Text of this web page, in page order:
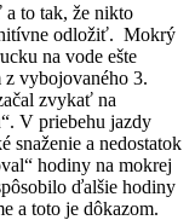
a to tak, že nikto
odložiť. Mokrý
na vode ešte
vybojovaného 3.
zvykať na
V priebehu jazdy
snaženie a nedostatok
hodiny na mokrej
ďalšie hodiny
a toto je dôkazom.